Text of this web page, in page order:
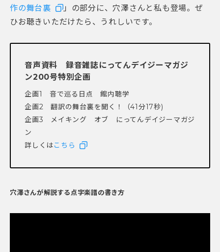
作の舞台裏
」の部分に、穴澤さんと私も登場。ぜ
ひお聴きいただけたら、うれしいです。
音声資料 録音雑誌にってんデイジーマガジ
ン200号特別企画
企画1 音で巡る日点 館内聴学
企画2 翻訳の舞台裏を聞く！（41分17秒)
企画3 メイキング オブ にってんデイジーマガジ
ン
詳しくはこちら
穴澤さんが解説する点字楽譜の書き方